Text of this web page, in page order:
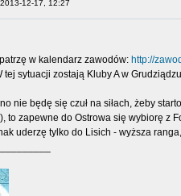
2013-12-17, 12:27
w kalendarz zawodów: http://
tej sytuacji zostają Kluby A w
nie będę się czuł na siłach, żeby
to zapewne do Ostrowa się wybiorę z
uderzę tylko do Lisich - wyższa